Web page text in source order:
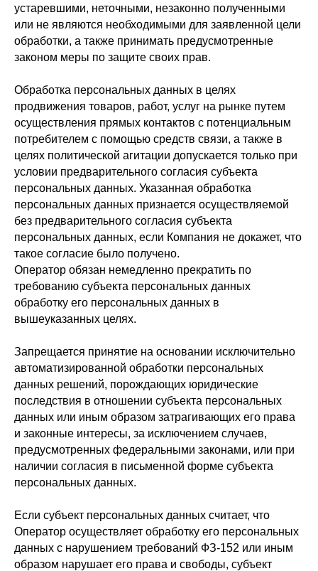
устаревшими, неточными, незаконно полученными
или не являются необходимыми для заявленной цели
обработки, а также принимать предусмотренные
законом меры по защите своих прав.
Обработка персональных данных в целях
продвижения товаров, работ, услуг на рынке путем
осуществления прямых контактов с потенциальным
потребителем с помощью средств связи, а также в
целях политической агитации допускается только при
условии предварительного согласия субъекта
персональных данных. Указанная обработка
персональных данных признается осуществляемой
без предварительного согласия субъекта
персональных данных, если Компания не докажет, что
такое согласие было получено.
Оператор обязан немедленно прекратить по
требованию субъекта персональных данных
обработку его персональных данных в
вышеуказанных целях.
Запрещается принятие на основании исключительно
автоматизированной обработки персональных
данных решений, порождающих юридические
последствия в отношении субъекта персональных
данных или иным образом затрагивающих его права
и законные интересы, за исключением случаев,
предусмотренных федеральными законами, или при
наличии согласия в письменной форме субъекта
персональных данных.
Если субъект персональных данных считает, что
Оператор осуществляет обработку его персональных
данных с нарушением требований ФЗ-152 или иным
образом нарушает его права и свободы, субъект